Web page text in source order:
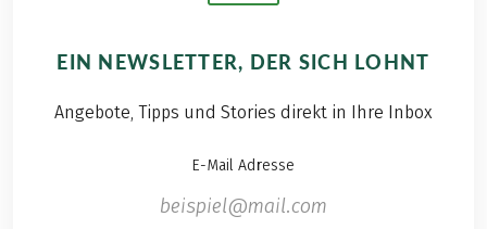
EIN NEWSLETTER, DER SICH LOHNT
Angebote, Tipps und Stories direkt in Ihre Inbox
E-Mail Adresse